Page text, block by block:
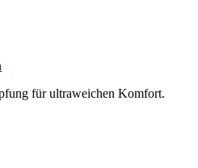
für ultraweichen Komfort.